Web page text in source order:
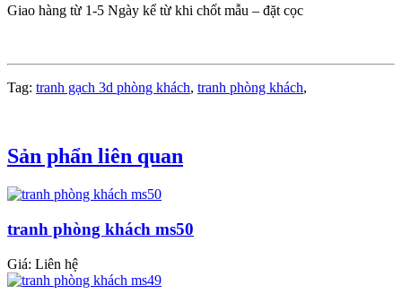
Giao hàng từ 1-5 Ngày kể từ khi chốt mẫu – đặt cọc
Tag: tranh gạch 3d phòng khách, tranh phòng khách,
Sản phẩn liên quan
tranh phòng khách ms50
Giá: Liên hệ